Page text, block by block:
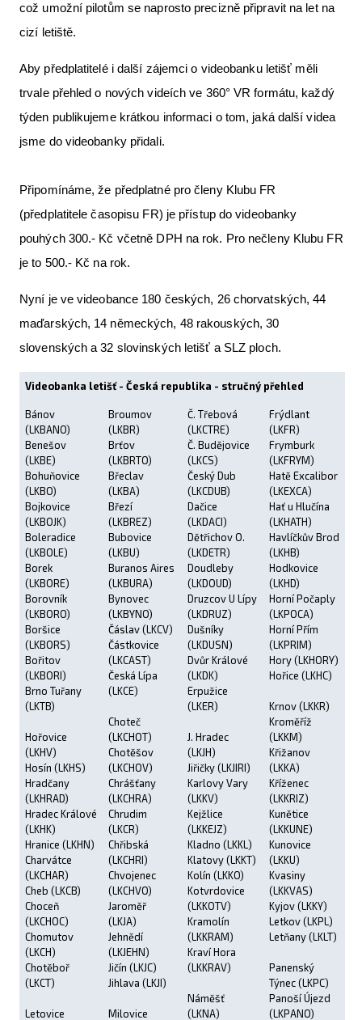
což umožní pilotům se naprosto precizně připravit na let na
cizí letiště.
Aby předplatitelé i další zájemci o videobanku letišť měli
trvale přehled o nových videích ve 360° VR formátu, každý
týden publikujeme krátkou informaci o tom, jaká další videa
jsme do videobanky přidali.
Připomínáme, že předplatné pro členy Klubu FR
(předplatitele časopisu FR) je přístup do videobanky
pouhých 300.- Kč včetně DPH na rok. Pro nečleny Klubu FR
je to 500.- Kč na rok.
Nyní je ve videobance 180 českých, 26 chorvatských, 44
maďarských, 14 německých, 48 rakouských, 30
slovenských a 32 slovinských letišť a SLZ ploch.
Videobanka letišť - Česká republika - stručný přehled
Bánov
(LKBANO)
Benešov
(LKBE)
Bohuňovice
(LKBO)
Bojkovice
(LKBOJK)
Boleradice
(LKBOLE)
Borek
(LKBORE)
Borovník
(LKBORO)
Boršice
(LKBORS)
Bořitov
(LKBORI)
Brno Tuřany
(LKTB)
Hořovice
(LKHV)
Hosín (LKHS)
Hradčany
(LKHRAD)
Hradec Králové
(LKHK)
Hranice (LKHN)
Charvátce
(LKCHAR)
Cheb (LKCB)
Choceň
(LKCHOC)
Chomutov
(LKCH)
Chotěboř
(LKCT)
Letovice
Broumov
(LKBR)
Brťov
(LKBRTO)
Břeclav
(LKBA)
Březí
(LKBREZ)
Bubovice
(LKBU)
Buranos Aires
(LKBURA)
Bynovec
(LKBYNO)
Čáslav (LKCV)
Částkovice
(LKCAST)
Česká Lípa
(LKCE)
Choteč
(LKCHOT)
Chotěšov
(LKCHOV)
Chrášťany
(LKCHRA)
Chrudim
(LKCR)
Chřibská
(LKCHRI)
Chvojenec
(LKCHVO)
Jaroměř
(LKJA)
Jehnědí
(LKJEHN)
Jičín (LKJC)
Jihlava (LKJI)
Milovice
Č. Třebová
(LKCTRE)
Č. Budějovice
(LKCS)
Český Dub
(LKCDUB)
Dačice
(LKDACI)
Dětřichov O.
(LKDETR)
Doudleby
(LKDOUD)
Druzcov U Lípy
(LKDRUZ)
Dušníky
(LKDUSN)
Dvůr Králové
(LKDK)
Erpužice
(LKER)
J. Hradec
(LKJH)
Jiřičky (LKJIRI)
Karlovy Vary
(LKKV)
Kejžlice
(LKKEJZ)
Kladno (LKKL)
Klatovy (LKKT)
Kolín (LKKO)
Kotvrdovice
(LKKOTV)
Kramolín
(LKKRAM)
Kraví Hora
(LKKRAV)
Náměšť
(LKNA)
Frýdlant
(LKFR)
Frymburk
(LKFRYM)
Hatě Excalibor
(LKEXCA)
Hať u Hlučína
(LKHATH)
Havlíčkův Brod
(LKHB)
Hodkovice
(LKHD)
Horní Počaply
(LKPOCA)
Horní Přím
(LKPRIM)
Hory (LKHORY)
Hořice (LKHC)
Krnov (LKKR)
Kroměříž
(LKKM)
Křižanov
(LKKA)
Kříženec
(LKKRIZ)
Kunětice
(LKKUNE)
Kunovice
(LKKU)
Kvasiny
(LKKVAS)
Kyjov (LKKY)
Letkov (LKPL)
Letňany (LKLT)
Panenský
Týnec (LKPC)
Panoší Újezd
(LKPANO)